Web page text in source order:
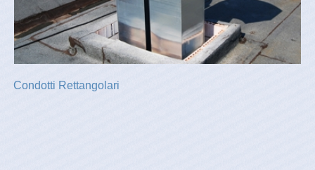
Condotti Rettangolari